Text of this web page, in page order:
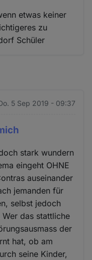
etwas keiner
zu
Schüler
5 Sep 2019 - 09:37
stark wundern
eingeht OHNE
auseinander
jemanden für
selbst jedoch
das stattliche
der
hat, ob am
seine Kinder,